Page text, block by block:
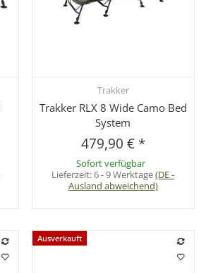
Schnellkauf
Trakker
Trakker RLX 8 Wide Camo Bed
System
479,90 € *
Sofort verfügbar
Lieferzeit:6 - 9 Werktage(DE -
Ausland abweichend)
Ausverkauft